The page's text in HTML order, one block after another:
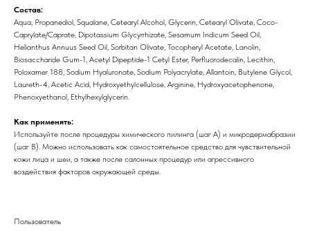
Состав:
Aqua, Propanediol, Squalane, Cetearyl Alcohol, Glycerin, Cetearyl Olivate, Coco-
Caprylate/Caprate, Dipotassium Glycyrrhizate, Sesamum Indicum Seed Oil,
Helianthus Annuus Seed Oil, Sorbitan Olivate, Tocopheryl Acetate, Lanolin,
Biosaccharide Gum-1, Acetyl Dipeptide-1 Cetyl Ester, Perfluorodecalin, Lecithin,
Poloxamer 188, Sodium Hyaluronate, Sodium Polyacrylate, Allantoin, Butylene Glycol,
Laureth-4, Acetic Acid, Hydroxyethylcellulose, Arginine, Hydroxyacetophenone,
Phenoxyethanol, Ethylhexylglycerin.
Как применять:
Используйте после процедуры химического пилинга (шаг А) и микродермабразии
(шаг В). Можно использовать как самостоятельное средство для чувствительной
кожи лица и шеи, а также после салонных процедур или агрессивного
воздействия факторов окружающей среды.
Пользователь